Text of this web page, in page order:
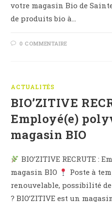
votre magasin Bio de
de produits bio à…
0 COMMENTAIRE
ACTUALITÉS
BIO’ZITIVE
Employé(e)
magasin BIO
BIO’ZITIVE RECRUTE :
magasin BIO
Poste à
renouvelable, possibilité de
? BIO’ZITIVE est un